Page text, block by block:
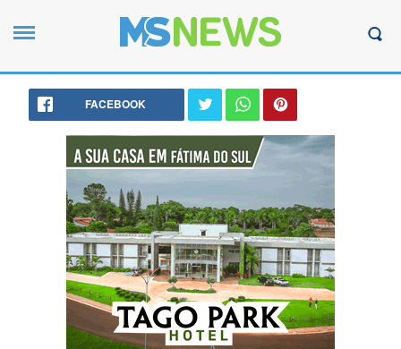
FACEBOOK